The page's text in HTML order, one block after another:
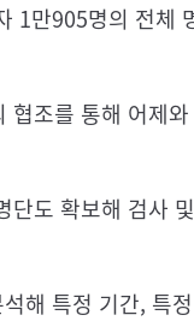
1만905명의 전체
조를 통해 어제
도 확보해 검사
해 특정 기간, 특